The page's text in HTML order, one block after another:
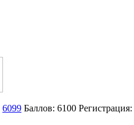
6099 Баллов: 6100 Регистрация: